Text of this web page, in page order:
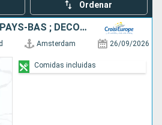
Ordenar
PETITS BIJOUX DES PAYS-BAS ; DÉCOUVREZ DES TRÉSORS CACHÉS AU CHARME UNIQUE
Amsterdam 26/09/2026
Comidas incluidas